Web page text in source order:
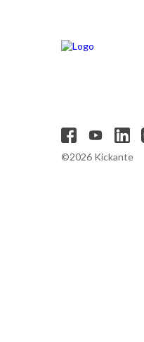
©2026 Kickante